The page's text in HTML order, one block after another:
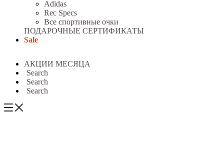
Adidas
Rec Specs
Все спортивные очки
ПОДАРОЧНЫЕ СЕРТИФИКАТЫ
Sale
АКЦИИ МЕСЯЦА
Search
Search
Search